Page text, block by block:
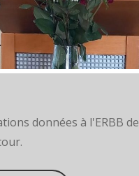
données à l'ERBB de